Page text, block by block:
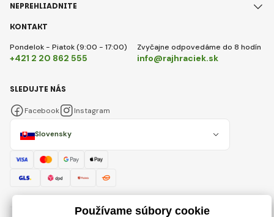
KONTAKT
Pondelok - Piatok (9:00 - 17:00)
+421 2 20 862 555
Zvyčajne odpovedáme do 8 hodín
info@rajhraciek.sk
NEPREHLIADNITE
Slovensky
SLEDUJTE NÁS
Facebook Instagram